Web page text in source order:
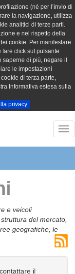
(né per l’invio di
la navigazione, utilizza
analitici di terze parti.
e nel rispetto della
cookie. Per manifestare
fare click sul pulsante
di più, negare il
le impostazioni
di terza parte,
Informativa estesa sulla
privacy
e veicoli
del mercato,
geografiche, le
il